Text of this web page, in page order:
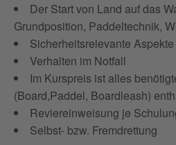
Der Start von Land auf das
Grundposition, Paddeltechnik,
Sicherheitsrelevante
Verhalten im Notfall
Im Kurspreis ist alles
(Board,Paddel, Boardleash)
Reviereinweisung je
Selbst- bzw. Fremdrettung